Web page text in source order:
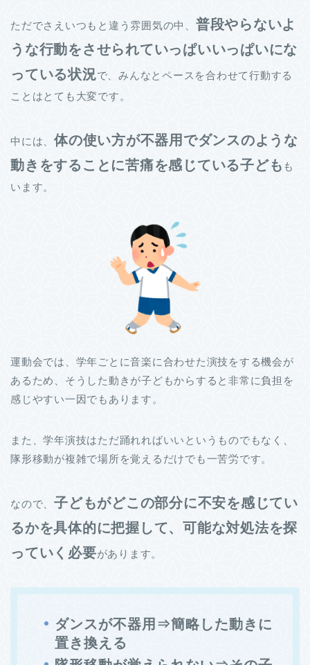
ただでさえいつもと違う雰囲気の中、 普段やらないよ
うな行動をさせられていっぱいいっぱいにな
っている状況で、みんなとペースを合わせて行動する
ことはとても大変です。
中には、体の使い方が不器用でダンスのような
動きをすることに苦痛を感じている子ども も
います。
運動会では、学年ごとに音楽に合わせた演技をする機会が
あるため、そうした動きが子どもからすると非常に負担を
感じやすい一因でもあります。
また、学年演技はただ踊れればいいというものでもなく、
隊形移動が複雑で場所を覚えるだけでも一苦労です。
なので、子どもがどこの部分に不安を感じてい
るかを具体的に把握して、可能な対処法を探
っていく必要があります。
ダンスが不器用⇒簡略した動きに
置き換える